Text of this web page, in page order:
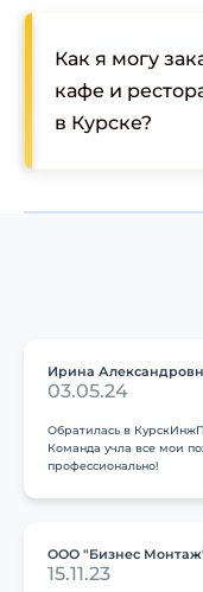
Как я могу
кафе и
в Курске?
Ирина
03.05.24
Обратилась в
Команда учла все мои
профессионально!
ООО "Бизнес
15.11.23